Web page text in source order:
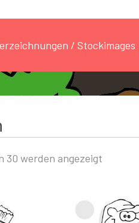
/ Stockimages
30 werden angezeigt